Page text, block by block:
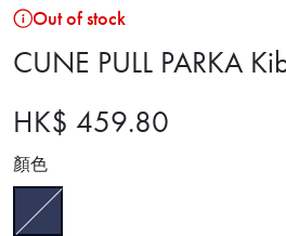
Out of stock
CUNE PULL PARKA
HK$ 459.80
顏色